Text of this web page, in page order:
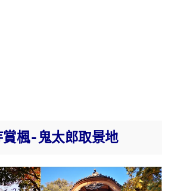
賞楓-鬼太郎取景地